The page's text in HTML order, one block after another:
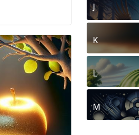
J
K
L
M